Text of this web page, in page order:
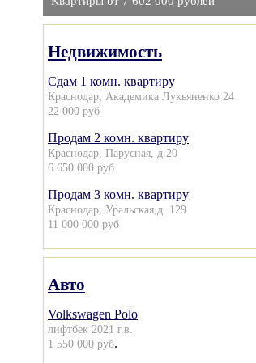
Недвижимость
Сдам 1 комн. квартиру
Краснодар, Академика Лукьяненко 24
22 000 руб
Продам 2 комн. квартиру
Краснодар, Парусная, д.20
6 650 000 руб
Продам 3 комн. квартиру
Краснодар, Уральская,д. 129
11 000 000 руб
Авто
Volkswagen Polo
лифтбек 2021 г.в.
1 550 000 руб.